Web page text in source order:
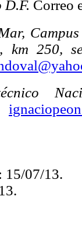
D.F. Correo
km 250,
15/07/13.